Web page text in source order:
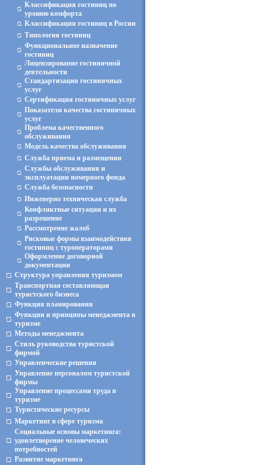
Классификация гостиниц по
уровню комфорта
Классификация гостиниц в России
Типология гостиниц
Функциональное назначение
гостиниц
Лицензирование гостиничной
деятельности
Стандартизация гостиничных
услуг
Сертификация гостиничных услуг
Показатели качества гостиничных
услуг
Проблема качественного
обслуживания
Модель качества обслуживания
Служба приема и размещения
Службы обслуживания и
эксплуатации номерного фонда
Служба безопасности
Инженерно техническая служба
Конфликтные ситуации и их
разрешение
Рассмотрение жалоб
Рисковые формы взаимодействия
гостиниц с туроператорами
Оформление договорной
документации
Структура управления туризмом
Транспортная составляющая
туристского бизнеса
Функция планирования
Функции и принципы менеджмента в
туризме
Методы менеджмента
Стиль руководства туристской
фирмой
Управленческие решения
Управление персоналом туристской
фирмы
Управление процессами труда в
туризме
Туристические ресурсы
Маркетинг в сфере туризма
Социальные основы маркетинга:
удовлетворение человеческих
потребностей
Развитие маркетинга